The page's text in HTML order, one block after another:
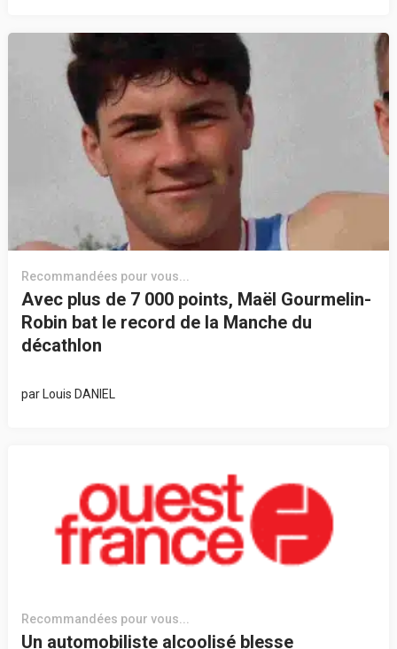
Recommandées pour vous...
Avec plus de 7 000 points, Maël Gourmelin-
Robin bat le record de la Manche du
décathlon
par Louis DANIEL
Recommandées pour vous...
Un automobiliste alcoolisé blesse